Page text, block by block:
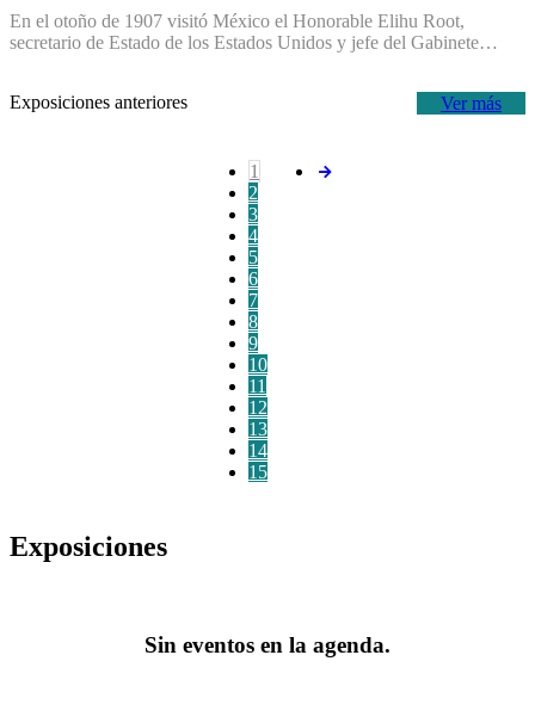
En el otoño de 1907 visitó México el Honorable Elihu Root,
secretario de Estado de los Estados Unidos y jefe del Gabinete…
Ver más
Exposiciones anteriores
1
2
3
4
5
6
7
8
9
10
11
12
13
14
15
Exposiciones
Sin eventos en la agenda.